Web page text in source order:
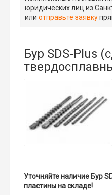
юридических лиц из
илиотправьте заявку
Бур SDS-Plus
Уточняйте наличие Бур
пластины на складе!